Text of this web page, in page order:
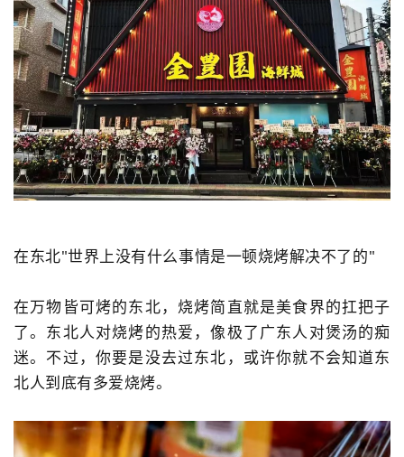
在东北"世界上没有什么事情是一顿烧烤解决不了的"
在万物皆可烤的东北，烧烤简直就是美食界的扛把子
了。东北人对烧烤的热爱，像极了广东人对煲汤的痴
迷。不过，你要是没去过东北，或许你就不会知道东
北人到底有多爱烧烤。